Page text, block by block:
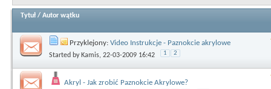
Tytuł / Autor wątku
Przyklejony: Video Instrukcje - Paznokcie akrylowe
Started by Kamis, 22-03-2009 16:42 1 2
Akryl - Jak zrobić Paznokcie Akrylowe?